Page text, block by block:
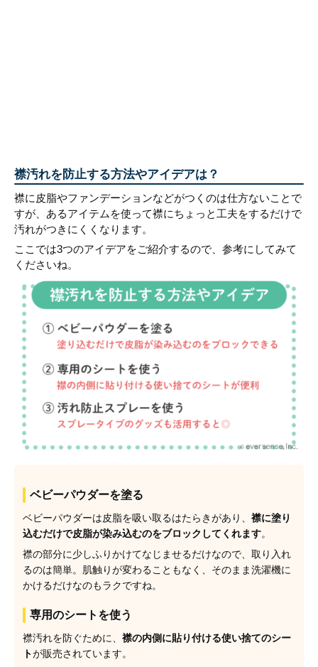
襟汚れを防止する方法やアイデアは？
襟に皮脂やファンデーションなどがつくのは仕方ないことで
すが、あるアイテムを使って襟にちょっと工夫をするだけで
汚れがつきにくくなります。
ここでは3つのアイデアをご紹介するので、参考にしてみて
くださいね。
ベビーパウダーを塗る
ベビーパウダーは皮脂を吸い取るはたらきがあり、 襟に塗り
込むだけで皮脂が染み込むのをブロックしてくれます。
襟の部分に少しふりかけてなじませるだけなので、取り入れ
るのは簡単。肌触りが変わることもなく、そのまま洗濯機に
かけるだけなのもラクですね。
専用のシートを使う
襟汚れを防ぐために、 襟の内側に貼り付ける使い捨てのシー
トが販売されています。